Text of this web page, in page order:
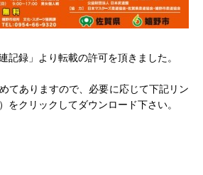
記録」より転載の許可を頂きました。
てありますので、必要に応じて下記リン
をクリックしてダウンロード下さい。